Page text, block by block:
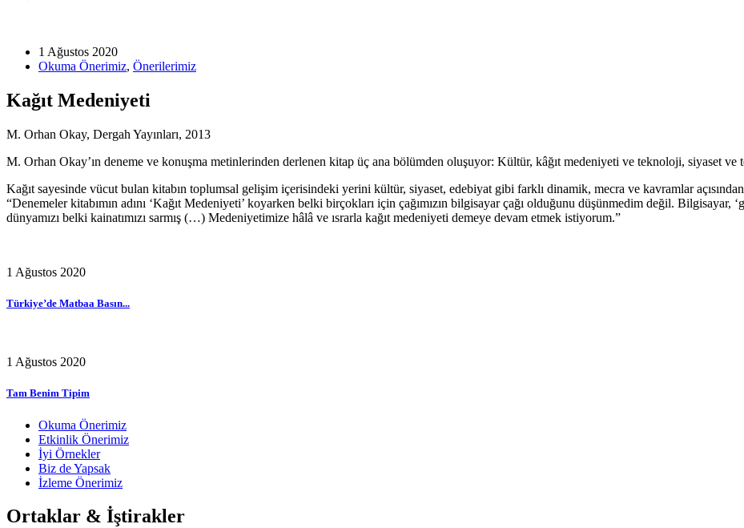
1 Ağustos 2020
Okuma Önerimiz, Önerilerimiz
Kağıt Medeniyeti
M. Orhan Okay, Dergah Yayınları, 2013
M. Orhan Okay’ın deneme ve konuşma metinlerinden derlenen kitap üç ana bölümden oluşuyor: Kültür, kâğıt medeniyeti ve teknoloji, siyaset ve
Kağıt sayesinde vücut bulan kitabın toplumsal gelişim içerisindeki yerini kültür, siyaset, edebiyat gibi farklı dinamik, mecra ve kavramlar
“Denemeler kitabımın adını ‘Kağıt Medeniyeti’ koyarken belki birçokları için çağımızın bilgisayar çağı olduğunu düşünmedim değil. Bilgisayar,
dünyamızı belki kainatımızı sarmış (…) Medeniyetimize hâlâ ve ısrarla kağıt medeniyeti demeye devam etmek istiyorum.”
1 Ağustos 2020
Türkiye’de Matbaa Basın...
1 Ağustos 2020
Tam Benim Tipim
Okuma Önerimiz
Etkinlik Önerimiz
İyi Örnekler
Biz de Yapsak
İzleme Önerimiz
Ortaklar & İştirakler